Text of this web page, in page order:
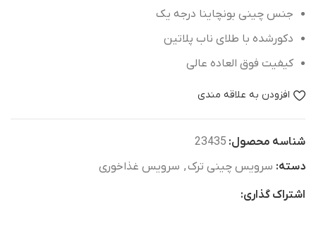
جنس چینی بونچاینا درجه یک
دکور‌شده با طلای‌ ناب پلاتین
کیفیت فوق العاده عالی
افزودن به علاقه مندی
شناسه محصول: 23435
دسته: سرویس چینی ترک, سرویس غذاخوری
اشتراک گذاری: